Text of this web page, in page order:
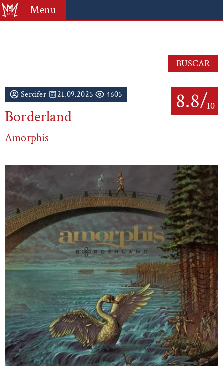
Menu
8.8/10
Sercifer 21.09.2025 4605
Borderland
Amorphis